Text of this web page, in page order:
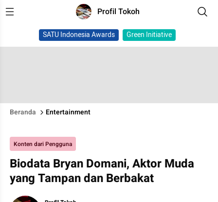
Profil Tokoh
SATU Indonesia Awards Green Initiative
Beranda Entertainment
Konten dari Pengguna
Biodata Bryan Domani, Aktor Muda
yang Tampan dan Berbakat